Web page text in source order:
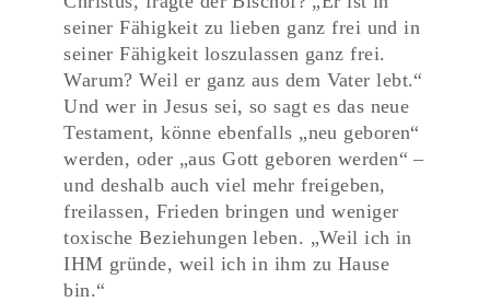
seiner Fähigkeit zu lieben ganz frei und in
seiner Fähigkeit loszulassen ganz frei.
Warum? Weil er ganz aus dem Vater lebt.“
Und wer in Jesus sei, so sagt es das neue
Testament, könne ebenfalls „neu geboren“
werden, oder „aus Gott geboren werden“ –
und deshalb auch viel mehr freigeben,
freilassen, Frieden bringen und weniger
toxische Beziehungen leben. „Weil ich in
IHM gründe, weil ich in ihm zu Hause
bin.“